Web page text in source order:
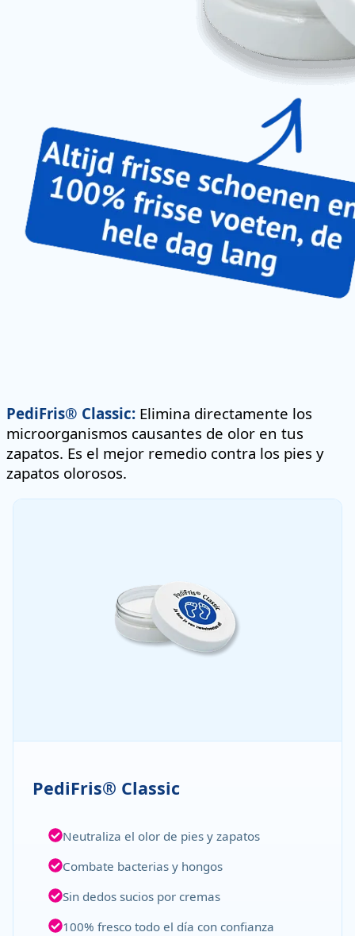
PediFris® Classic: Elimina directamente los
microorganismos causantes de olor en tus
zapatos. Es el mejor remedio contra los pies y
zapatos olorosos.
PediFris® Classic
Neutraliza el olor de pies y zapatos
Combate bacterias y hongos
Sin dedos sucios por cremas
100% fresco todo el día con confianza